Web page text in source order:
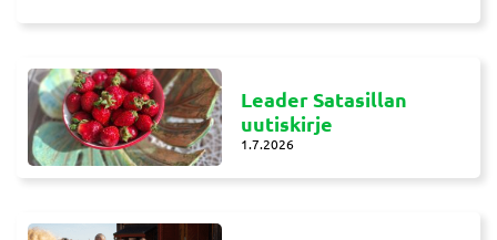
Leader Satasillan
uutiskirje
1.7.2026